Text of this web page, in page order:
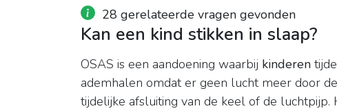
28 gerelateerde vragen gevonden
Kan een kind stikken in slaap?
OSAS is een aandoening waarbij kinderen
ademhalen omdat er geen lucht meer door
tijdelijke afsluiting van de keel of de